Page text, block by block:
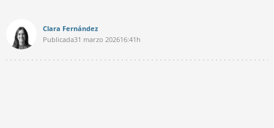
Clara Fernández
Publicada31 marzo 202616:41h